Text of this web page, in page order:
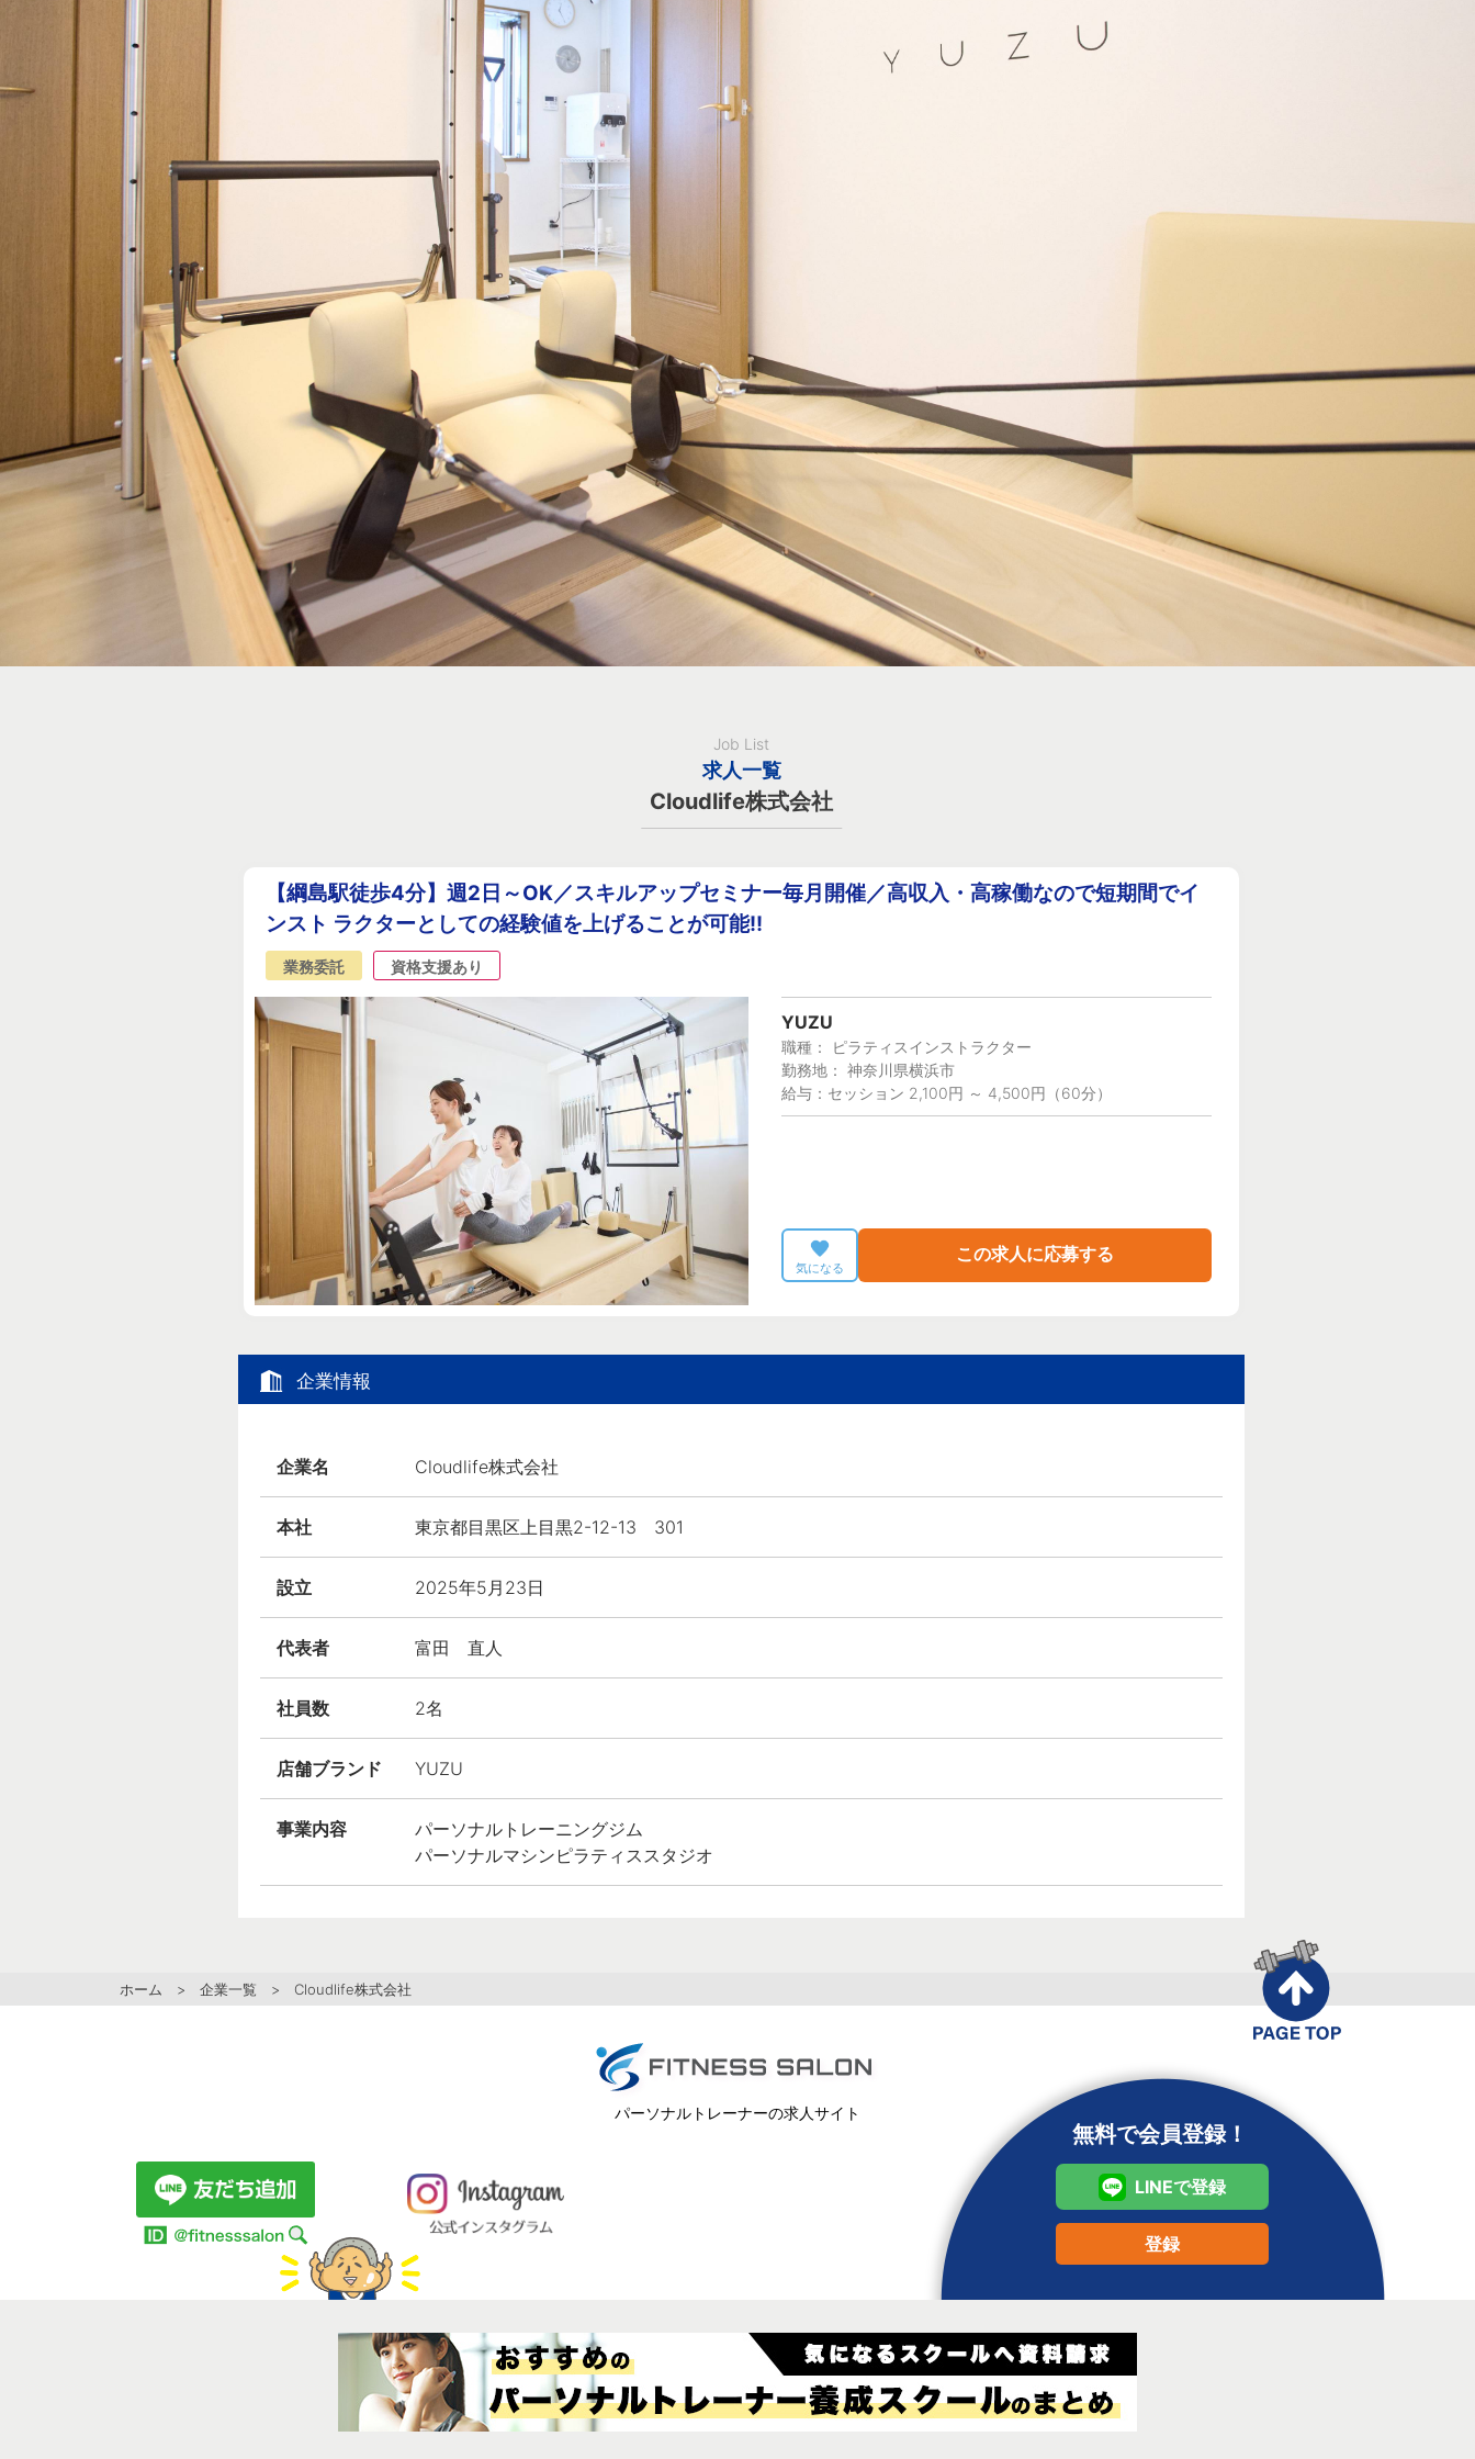
Job List
求人一覧
Cloudlife株式会社
【綱島駅徒歩4分】週2日～OK／スキルアップセミナー毎月開催／高収入・高稼働なので短期間でイ
ンスト ラクターとしての経験値を上げることが可能!!
業務委託 資格支援あり
YUZU
職種： ピラティスインストラクター
勤務地： 神奈川県横浜市
給与：セッション 2,100円 ～ 4,500円（60分）
気になる
この求人に応募する
企業情報
企業名 Cloudlife株式会社
本社 東京都目黒区上目黒2-12-13 301
設立 2025年5月23日
代表者 富田 直人
社員数 2名
店舗ブランド YUZU
事業内容
パーソナルトレーニングジム
パーソナルマシンピラティススタジオ
ホーム > 企業一覧 > Cloudlife株式会社
パーソナルトレーナーの求人サイト
無料で会員登録！
LINEで登録
登録